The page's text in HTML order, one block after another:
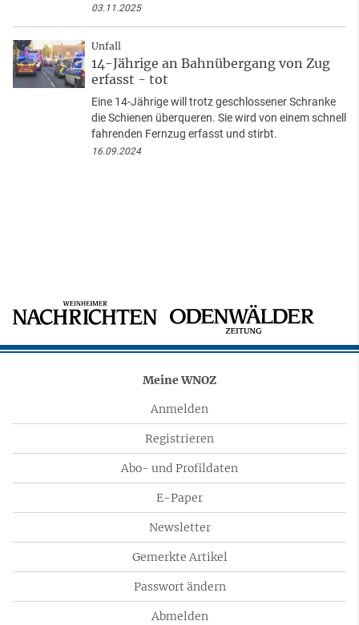
03.11.2025
Unfall
14-Jährige an Bahnübergang von Zug
erfasst - tot
Eine 14-Jährige will trotz geschlossener Schranke
die Schienen überqueren. Sie wird von einem schnell
fahrenden Fernzug erfasst und stirbt.
16.09.2024
Meine WNOZ
Anmelden
Registrieren
Abo- und Profildaten
E-Paper
Newsletter
Gemerkte Artikel
Passwort ändern
Abmelden